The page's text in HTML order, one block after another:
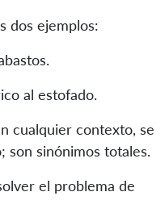
dos ejemplos:
al estofado.
cualquier contexto, se
son sinónimos totales.
el problema de